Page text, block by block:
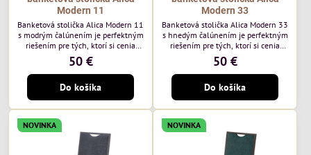
Modern 11
Banketová stolička Alica Modern 11
s modrým čalúnením je perfektným
riešením pre tých, ktorí si cenia
vysokú kvalitu a jedinečný dizajn.
Stolička je výnimočná použitím
vysoko kvalitného modrého
čalúnenia Mossa 79 od poľského
výrobcu Davis ktorého látka má
hmotnosť 325 g/m², čo zaručuje
výnimočnú odolnosť a pohodlie.
Okrem toho je látka vybavená
technológiou Easy-Clean, vďaka
ktorej sa ľahko...
50 €
Do košíka
Modern 33
Banketová stolička Alica Modern 33
s hnedým čalúnením je perfektným
riešením pre tých, ktorí si cenia
vysokú kvalitu a jedinečný dizajn.
Stolička je výnimočná použitím
vysoko kvalitného hnedého
čalúnenia Mossa 29 od poľského
výrobcu Davis ktorého látka má
hmotnosť 325 g/m², čo zaručuje
výnimočnú odolnosť a pohodlie.
Okrem toho je látka vybavená
technológiou Easy-Clean, vďaka
ktorej sa ľahko...
50 €
Do košíka
NOVINKA NOVINKA